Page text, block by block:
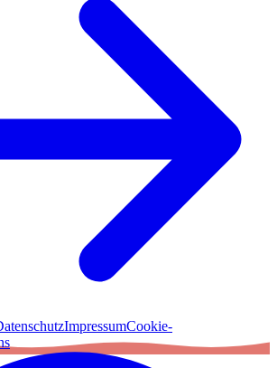
ImpressumCookie-